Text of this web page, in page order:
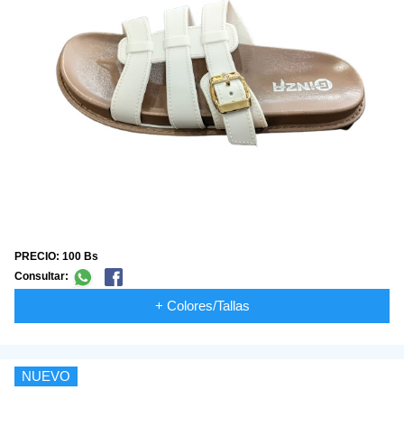
PRECIO: 100 Bs
Consultar:
+ Colores/Tallas
NUEVO